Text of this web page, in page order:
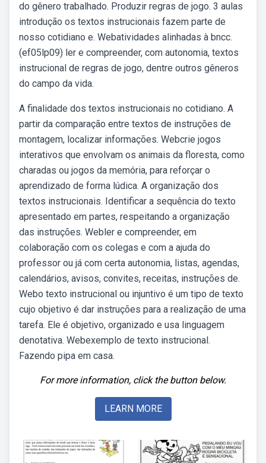
do gênero trabalhado. Produzir regras de jogo. 3 aulas
introdução os textos instrucionais fazem parte de
nosso cotidiano e. Webatividades alinhadas à bncc.
(ef05lp09) ler e compreender, com autonomia, textos
instrucional de regras de jogo, dentre outros gêneros
do campo da vida.
A finalidade dos textos instrucionais no cotidiano. A
partir da comparação entre textos de instruções de
montagem, localizar informações. Webcrie jogos
interativos que envolvam os animais da floresta, como
charadas ou jogos da memória, para reforçar o
aprendizado de forma lúdica. A organização dos
textos instrucionais. Identificar a sequência do texto
apresentado em partes, respeitando a organização
das instruções. Webler e compreender, em
colaboração com os colegas e com a ajuda do
professor ou já com certa autonomia, listas, agendas,
calendários, avisos, convites, receitas, instruções de.
Webo texto instrucional ou injuntivo é um tipo de texto
cujo objetivo é dar instruções para a realização de uma
tarefa. Ele é objetivo, organizado e usa linguagem
denotativa. Webexemplo de texto instrucional.
Fazendo pipa em casa.
For more information, click the button below.
LEARN MORE